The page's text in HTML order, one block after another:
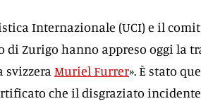
Internazionale (UCI) e il
Zurigo hanno appreso oggi la
Muriel Furrer». È stato
che il disgraziato